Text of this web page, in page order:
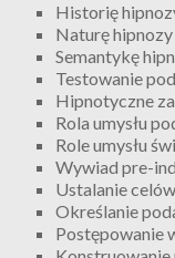
Historię
Naturę hipnozy
Semantykę
Testowanie
Hipnotyczne
Rola umysłu
Role umysłu
Wywiad pre-
Ustalanie
Określanie
Postępowanie